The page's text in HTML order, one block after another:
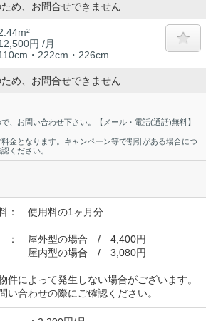
め、お問合せできません
円 /月
・222cm・226cm
め、お問合せできません
、お問い合わせ下さい。【メール・電話(通話)無料】
金となります。キャンペーン等で割引がある場合につ
ください。
： 使用料の1ヶ月分
屋外型の場合 / 4,400円
の場合 / 3,080円
件によって発生しない場合がございます。
い合わせの際にご確認ください。